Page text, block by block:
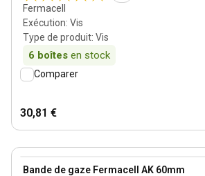
Fermacell
Exécution: Vis
Type de produit: Vis
6 boîtes en stock
Comparer
30,81 €
Bande de gaze Fermacell AK 60mm
View product